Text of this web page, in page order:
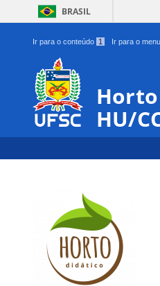
BRASIL
Ir para o conteúdo 1 Ir para o menu
HU/